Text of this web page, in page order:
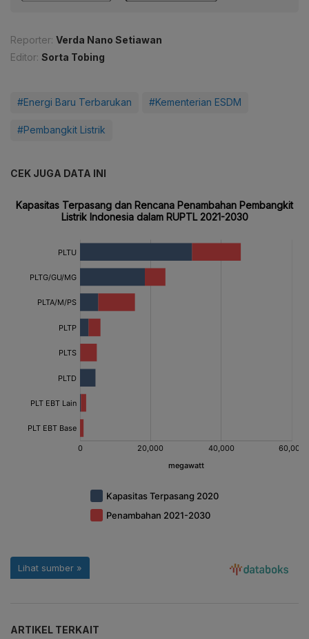
Reporter: Verda Nano Setiawan
Editor: Sorta Tobing
#Energi Baru Terbarukan #Kementerian ESDM
#Pembangkit Listrik
CEK JUGA DATA INI
ARTIKEL TERKAIT